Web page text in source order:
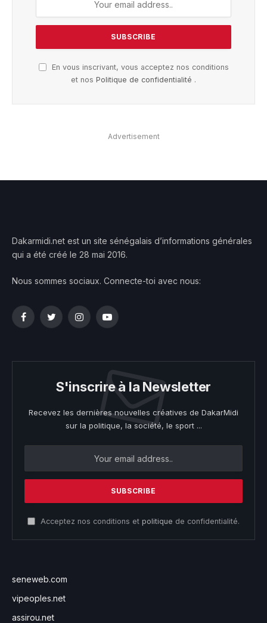
En vous inscrivant, vous acceptez nos conditions
et nos Politique de confidentialité .
Advertisement
Dakarmidi.net est un site sénégalais d’informations générales
qui a été créé le 28 mai 2016.
Nous sommes sociaux. Connecte-toi avec nous:
FacebookTwitterInstagramYouTube
S'inscrire à la Newsletter
Recevez les dernières nouvelles créatives de DakarMidi
sur la politique, la société, le sport ...
Acceptez nos conditions et politique de confidentialité.
seneweb.com
vipeoples.net
assirou.net